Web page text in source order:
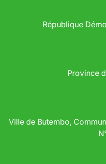
République
Province
Ville de Butembo,